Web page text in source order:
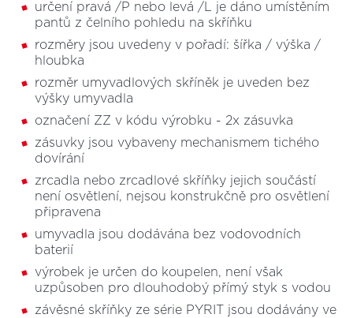
určení pravá /P nebo levá /L je dáno umístěním
pantů z čelního pohledu na skříňku
rozměry jsou uvedeny v pořadí: šířka / výška /
hloubka
rozměr umyvadlových skříněk je uveden bez
výšky umyvadla
označení ZZ v kódu výrobku - 2x zásuvka
zásuvky jsou vybaveny mechanismem tichého
dovírání
zrcadla nebo zrcadlové skříňky jejich součástí
není osvětlení, nejsou konstrukčně pro osvětlení
připravena
umyvadla jsou dodávána bez vodovodních
baterií
výrobek je určen do koupelen, není však
uzpůsoben pro dlouhodobý přímý styk s vodou
závěsné skříňky ze série PYRIT jsou dodávány ve